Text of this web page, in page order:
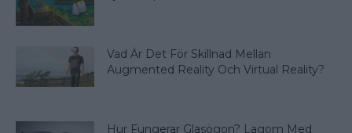
Vad Är Det För Skillnad Mellan
Augmented Reality Och Virtual Reality?
Hur Fungerar Glasögon? Lagom Med